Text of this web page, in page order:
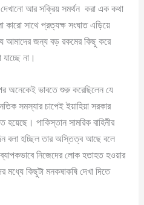
দেখানো আর সক্রিয় সমর্থন করা এক কথা
কারো সাথে প্রত্যক্ষ সংঘাত এড়িয়ে
আমাদের জন্য বড় রকমের কিছু করে
না।
অনেকেই ভাবতে শুরু করেছিলেন যে
সমস্যার চাপেই ইয়াহিয়া সরকার
হয়েছে। পাকিস্তান সামরিক বাহিনীর
বলা হচ্ছিল তার অস্তিত্ব আছে বলে
নিজেদের লোক হতাহত হওয়ার
মধ্যে কিছুটা মনকষাকষি দেখা দিতে